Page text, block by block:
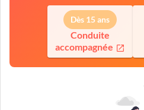
Dès 15 ans
Conduite
accompagnée